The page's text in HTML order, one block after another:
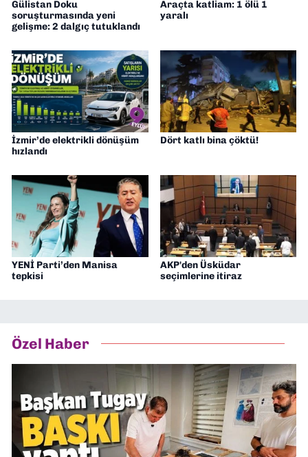
Gülistan Doku
soruşturmasında yeni
gelişme: 2 dalgıç tutuklandı
Araçta katliam: 1 ölü 1
yaralı
İzmir’de elektrikli dönüşüm
hızlandı
Dört katlı bina çöktü!
YENİ Parti’den Manisa
tepkisi
AKP'den Üsküdar
seçimlerine itiraz
Özel Haber